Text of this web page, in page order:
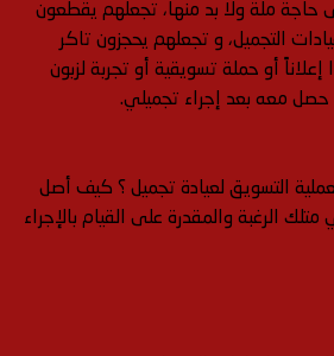
حاجة ملة ولا بد منها، تجعلهم يقطعون
التجميل، و تجعلهم يحجزون تاكر
إعلاناً أو حملة تسويقية أو تجربة لزبون
حصل معه بعد إجراء تجميلي.
التسويق لعيادة تجميل ؟ كيف أصل
الرغبة والمقدرة على القيام بالإجراء